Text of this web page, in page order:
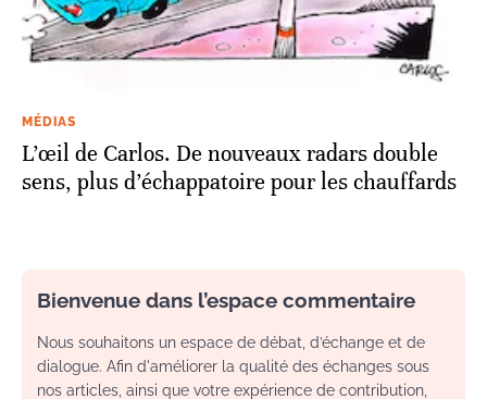
MÉDIAS
L’œil de Carlos. De nouveaux radars double
sens, plus d’échappatoire pour les chauffards
Bienvenue dans l’espace commentaire
Nous souhaitons un espace de débat, d’échange et de
dialogue. Afin d'améliorer la qualité des échanges sous
nos articles, ainsi que votre expérience de contribution,